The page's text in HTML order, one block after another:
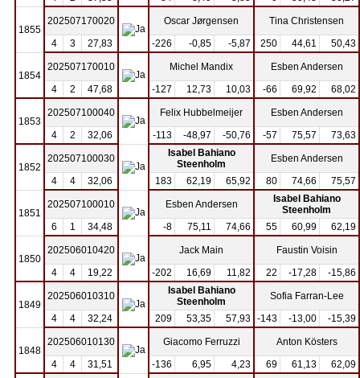
1855
202507170020 Oscar Jørgensen
Tina Christensen
4
3 27,83 -226 -0,85 -5,87 250 44,61 50,43
1854
202507170010 Michel Mandix
Esben Andersen
4
2 47,68 -127 12,73 10,03 -66 69,92 68,02
1853
202507100040 Felix Hubbelmeijer
Esben Andersen
4
2 32,06 -113 -48,97 -50,76 -57 75,57 73,63
1852
202507100030
Isabel Bahiano
Steenholm
Esben Andersen
4
4 32,06 183 62,19 65,92 80 74,66 75,57
1851
202507100010 Esben Andersen
Isabel Bahiano
Steenholm
6
1 34,48 -8 75,11 74,66 55 60,99 62,19
1850
202506010420 Jack Main
Faustin Voisin
4
4 19,22 -202 16,69 11,82 22 -17,28 -15,86
1849
202506010310
Isabel Bahiano
Steenholm
Sofia Farran-Lee
4
4 32,24 209 53,35 57,93 -143 -13,00 -15,39
1848
202506010130 Giacomo Ferruzzi
Anton Kösters
4
4 31,51 -136 6,95 4,23 69 61,13 62,09